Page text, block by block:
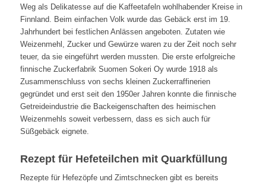
Weg als Delikatesse auf die Kaffeetafeln wohlhabender Kreise in
Finnland. Beim einfachen Volk wurde das Gebäck erst im 19.
Jahrhundert bei festlichen Anlässen angeboten. Zutaten wie
Weizenmehl, Zucker und Gewürze waren zu der Zeit noch sehr
teuer, da sie eingeführt werden mussten. Die erste erfolgreiche
finnische Zuckerfabrik Suomen Sokeri Oy wurde 1918 als
Zusammenschluss von sechs kleinen Zuckerraffinerien
gegründet und erst seit den 1950er Jahren konnte die finnische
Getreideindustrie die Backeigenschaften des heimischen
Weizenmehls soweit verbessern, dass es sich auch für
Süßgebäck eignete.
Rezept für Hefeteilchen mit Quarkfüllung
Rezepte für Hefezöpfe und Zimtschnecken gibt es bereits